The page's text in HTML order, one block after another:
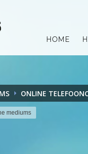
HOME
ONLINE
mediums